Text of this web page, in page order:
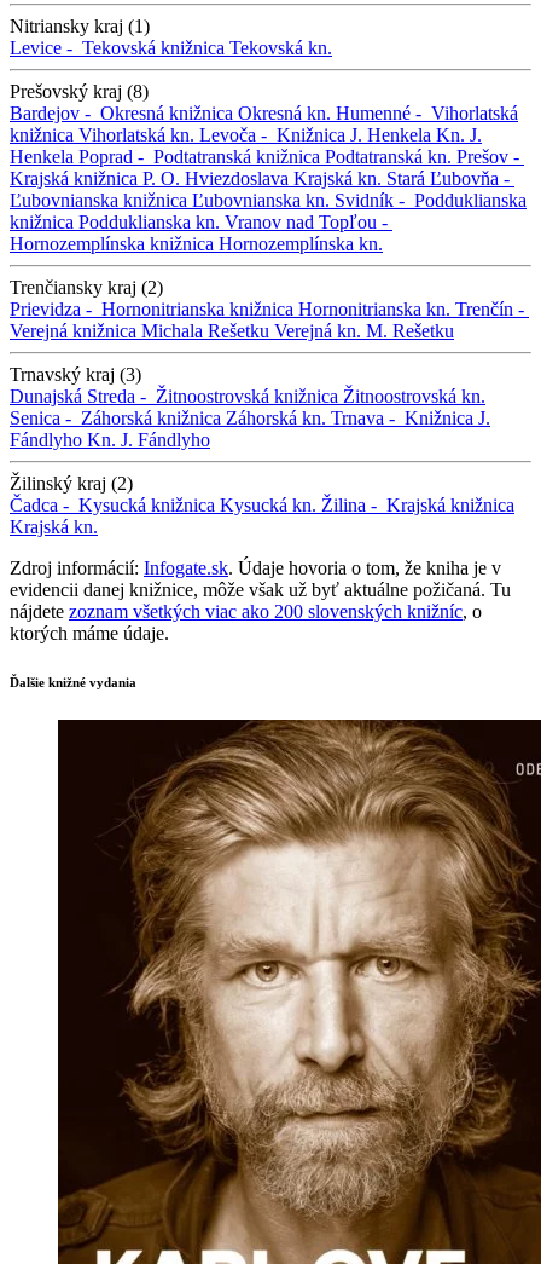
Nitriansky kraj (1)
Levice - Tekovská knižnica Tekovská kn.
Prešovský kraj (8)
Bardejov - Okresná knižnica Okresná kn. Humenné - Vihorlatská
knižnica Vihorlatská kn. Levoča - Knižnica J. Henkela Kn. J.
Henkela Poprad - Podtatranská knižnica Podtatranská kn. Prešov -
Krajská knižnica P. O. Hviezdoslava Krajská kn. Stará Ľubovňa -
Ľubovnianska knižnica Ľubovnianska kn. Svidník - Podduklianska
knižnica Podduklianska kn. Vranov nad Topľou -
Hornozemplínska knižnica Hornozemplínska kn.
Trenčiansky kraj (2)
Prievidza - Hornonitrianska knižnica Hornonitrianska kn. Trenčín -
Verejná knižnica Michala Rešetku Verejná kn. M. Rešetku
Trnavský kraj (3)
Dunajská Streda - Žitnoostrovská knižnica Žitnoostrovská kn.
Senica - Záhorská knižnica Záhorská kn. Trnava - Knižnica J.
Fándlyho Kn. J. Fándlyho
Žilinský kraj (2)
Čadca - Kysucká knižnica Kysucká kn. Žilina - Krajská knižnica
Krajská kn.
Zdroj informácií: Infogate.sk. Údaje hovoria o tom, že kniha je v
evidencii danej knižnice, môže však už byť aktuálne požičaná. Tu
nájdete zoznam všetkých viac ako 200 slovenských knižníc, o
ktorých máme údaje.
Ďalšie knižné vydania